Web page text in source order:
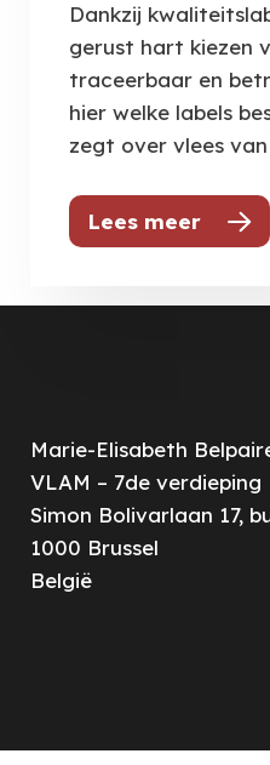
Dankzij
gerust hart kiezen
traceerbaar en
hier welke labels
zegt over vlees van
Lees meer
Marie-Elisabeth
VLAM – 7de verdieping
Simon Bolivarlaan 17,
1000 Brussel
België